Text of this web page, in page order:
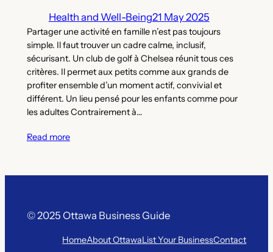
Health and Well-Being21 May 2025
Partager une activité en famille n’est pas toujours
simple. Il faut trouver un cadre calme, inclusif,
sécurisant. Un club de golf à Chelsea réunit tous ces
critères. Il permet aux petits comme aux grands de
profiter ensemble d’un moment actif, convivial et
différent. Un lieu pensé pour les enfants comme pour
les adultes Contrairement à…
Read more
© 2025 Ottawa Business Guide
HomeAbout OttawaList Your BusinessContact